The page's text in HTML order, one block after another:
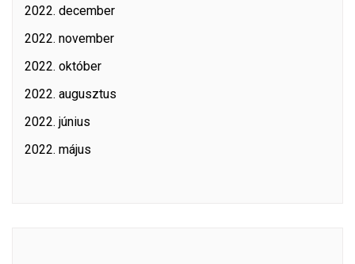
2022. december
2022. november
2022. október
2022. augusztus
2022. június
2022. május